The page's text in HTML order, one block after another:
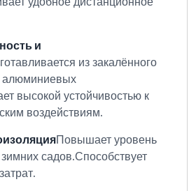
и
из закалённого
алюминиевых
высокой устойчивостью к
воздействиям.
Повышает уровень
садов.Способствует